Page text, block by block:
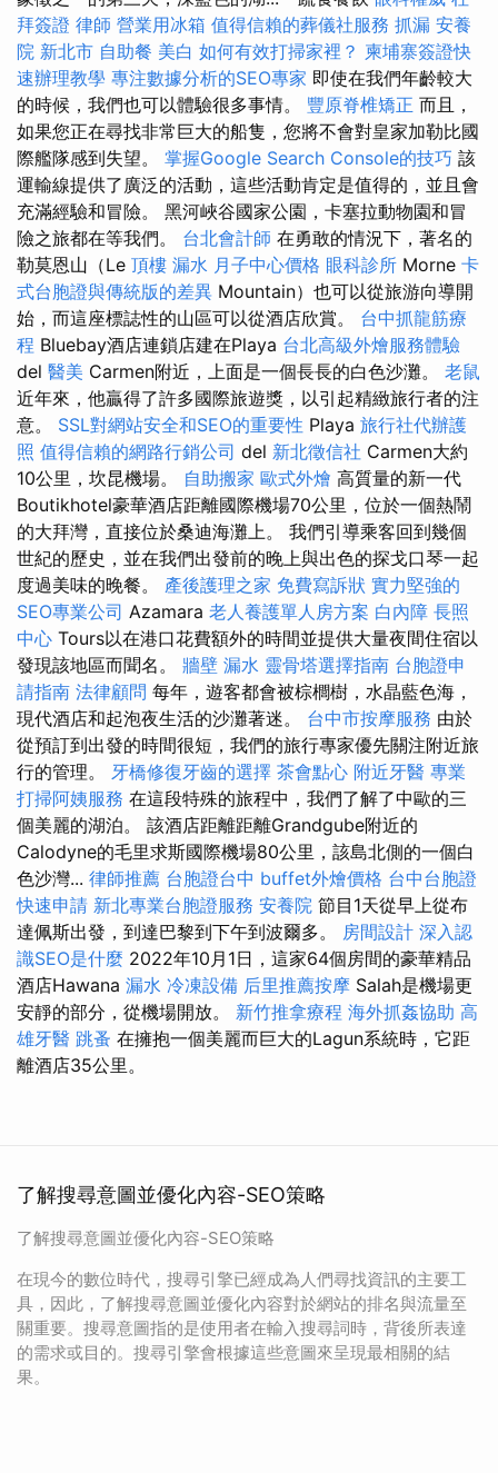
拜簽證 律師 營業用冰箱 值得信賴的葬儀社服務 抓漏 安養
院 新北市 自助餐 美白 如何有效打掃家裡？ 柬埔寨簽證快
速辦理教學 專注數據分析的SEO專家 即使在我們年齡較大
的時候，我們也可以體驗很多事情。 豐原脊椎矯正 而且，
如果您正在尋找非常巨大的船隻，您將不會對皇家加勒比國
際艦隊感到失望。 掌握Google Search Console的技巧 該
運輸線提供了廣泛的活動，這些活動肯定是值得的，並且會
充滿經驗和冒險。 黑河峽谷國家公園，卡塞拉動物園和冒
險之旅都在等我們。 台北會計師 在勇敢的情況下，著名的
勒莫恩山（Le 頂樓 漏水 月子中心價格 眼科診所 Morne 卡
式台胞證與傳統版的差異 Mountain）也可以從旅游向導開
始，而這座標誌性的山區可以從酒店欣賞。 台中抓龍筋療
程 Bluebay酒店連鎖店建在Playa 台北高級外燴服務體驗
del 醫美 Carmen附近，上面是一個長長的白色沙灘。 老鼠
近年來，他贏得了許多國際旅遊獎，以引起精緻旅行者的注
意。 SSL對網站安全和SEO的重要性 Playa 旅行社代辦護
照 值得信賴的網路行銷公司 del 新北徵信社 Carmen大約
10公里，坎昆機場。 自助搬家 歐式外燴 高質量的新一代
Boutikhotel豪華酒店距離國際機場70公里，位於一個熱鬧
的大拜灣，直接位於桑迪海灘上。 我們引導乘客回到幾個
世紀的歷史，並在我們出發前的晚上與出色的探戈口琴一起
度過美味的晚餐。 產後護理之家 免費寫訴狀 實力堅強的
SEO專業公司 Azamara 老人養護單人房方案 白內障 長照
中心 Tours以在港口花費額外的時間並提供大量夜間住宿以
發現該地區而聞名。 牆壁 漏水 靈骨塔選擇指南 台胞證申
請指南 法律顧問 每年，遊客都會被棕櫚樹，水晶藍色海，
現代酒店和起泡夜生活的沙灘著迷。 台中市按摩服務 由於
從預訂到出發的時間很短，我們的旅行專家優先關注附近旅
行的管理。 牙橋修復牙齒的選擇 茶會點心 附近牙醫 專業
打掃阿姨服務 在這段特殊的旅程中，我們了解了中歐的三
個美麗的湖泊。 該酒店距離距離Grandgube附近的
Calodyne的毛里求斯國際機場80公里，該島北側的一個白
色沙灣... 律師推薦 台胞證台中 buffet外燴價格 台中台胞證
快速申請 新北專業台胞證服務 安養院 節目1天從早上從布
達佩斯出發，到達巴黎到下午到波爾多。 房間設計 深入認
識SEO是什麼 2022年10月1日，這家64個房間的豪華精品
酒店Hawana 漏水 冷凍設備 后里推薦按摩 Salah是機場更
安靜的部分，從機場開放。 新竹推拿療程 海外抓姦協助 高
雄牙醫 跳蚤 在擁抱一個美麗而巨大的Lagun系統時，它距
離酒店35公里。
了解搜尋意圖並優化內容-SEO策略
了解搜尋意圖並優化內容-SEO策略
在現今的數位時代，搜尋引擎已經成為人們尋找資訊的主要工
具，因此，了解搜尋意圖並優化內容對於網站的排名與流量至
關重要。搜尋意圖指的是使用者在輸入搜尋詞時，背後所表達
的需求或目的。搜尋引擎會根據這些意圖來呈現最相關的結
果。